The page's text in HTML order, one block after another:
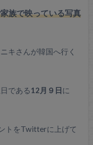
族で映っている写真
キさんが韓国へ行く
である12月９日に
トをTwitterに上げて